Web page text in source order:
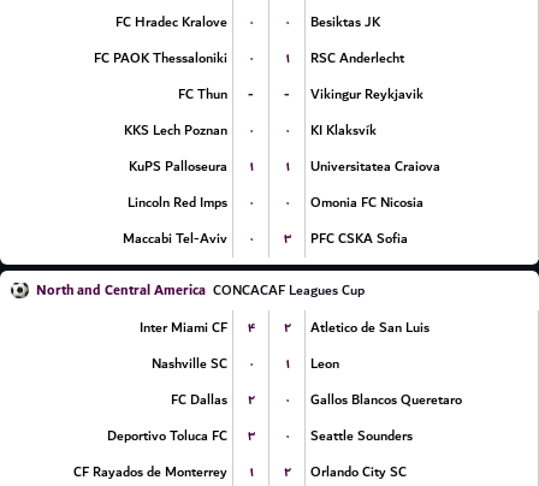
FC Hradec Kralove
۰ ۰
Besiktas JK
FC PAOK Thessaloniki
۰ ۱
RSC Anderlecht
FC Thun
- -
Vikingur Reykjavik
KKS Lech Poznan
۰ ۰
KI Klaksvík
KuPS Palloseura
۱ ۱
Universitatea Craiova
Lincoln Red Imps
۰ ۰
Omonia FC Nicosia
Maccabi Tel-Aviv
۰ ۳ PFC CSKA Sofia
North and Central America CONCACAF Leagues Cup
Inter Miami CF
۴ ۲
Atletico de San Luis
Nashville SC
۰ ۱
Leon
FC Dallas
۲ ۰
Gallos Blancos Queretaro
Deportivo Toluca FC
۳ ۰
Seattle Sounders
CF Rayados de Monterrey
۱ ۲
Orlando City SC